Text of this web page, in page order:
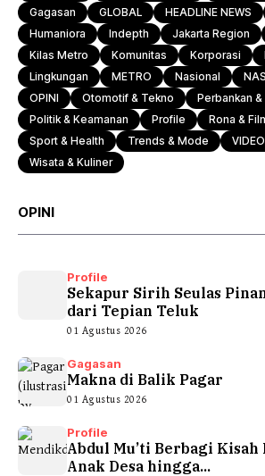
Gagasan GLOBAL HEADLINE NEWS
Humaniora
Indepth Jakarta Region
Kilas Metro
Komunitas Korporasi
Lingkungan
METRO Nasional
OPINI
Otomotif & Tekno
Perbankan
Politik & Keamanan
Profile Rona &
Sport & Health
Trends & Mode
VIDEO
Wisata & Kuliner
OPINI
Profile
Sekapur Sirih Seulas
dari Tepian Teluk
01 Agustus 2026
Gagasan
Makna di Balik Pagar
01 Agustus 2026
Profile
Abdul Mu’ti Berbagi
Anak Desa hingga...